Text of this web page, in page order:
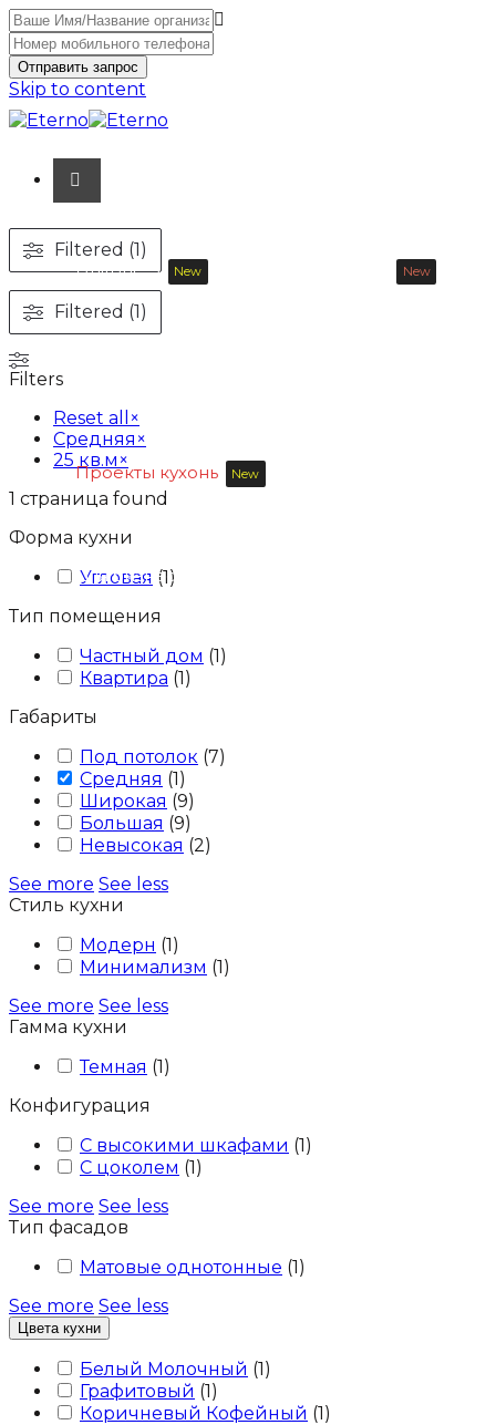
Отправить запрос
Skip to content
Unitone-3 New New
Проекты кухонь New
Для бизнеса
Filtered (1)
Filtered (1)
Filters
Reset all
×
Средняя ×
25 кв.м ×
1 страница found
Форма кухни
Угловая (1)
Тип помещения
Частный дом (1)
Квартира (1)
Габариты
Под потолок (7)
Средняя (1)
Широкая (9)
Большая (9)
Невысокая (2)
See more See less
Стиль кухни
Модерн (1)
Минимализм (1)
See more See less
Гамма кухни
Темная (1)
Конфигурация
С высокими шкафами (1)
С цоколем (1)
See more See less
Тип фасадов
Матовые однотонные (1)
See more See less
Цвета кухни
Белый Молочный (1)
Графитовый (1)
Коричневый Кофейный (1)